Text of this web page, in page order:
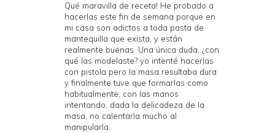
Qué maravilla de receta! He probado a
hacerlas este fin de semana porque en
mi casa son adictos a toda pasta de
mantequilla que exista, y están
realmente buenas. Una única duda, ¿con
qué las modelaste? yo intenté hacerlas
con pistola pero la masa resultaba dura
y finalmente tuve que formarlas como
habitualmente, con las manos
intentando, dada la delicadeza de la
masa, no calentarla mucho al
manipularla.